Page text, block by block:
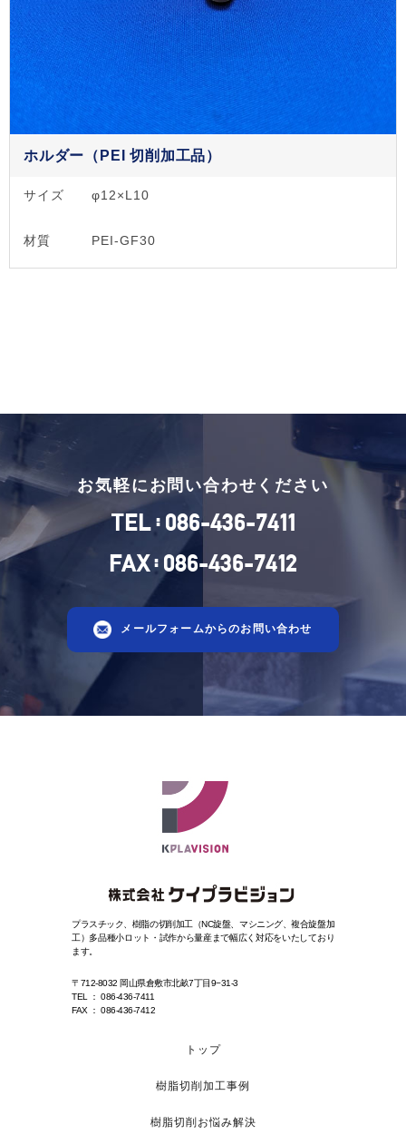
ホルダー（PEI 切削加工品）
サイズ φ12×L10
材質 PEI-GF30
お気軽にお問い合わせください
TEL: 086-436-7411
FAX: 086-436-7412
メールフォームからのお問い合わせ
プラスチック、樹脂の切削加工（NC旋盤、マシニング、複合旋盤加
工） 多品種小ロット・試作から量産まで幅広く対応をいたしており
ます。
〒712-8032 岡山県倉敷市北畝7丁目9−31-3
TEL ： 086-436-7411
FAX ： 086-436-7412
トップ
樹脂切削加工事例
樹脂切削お悩み解決